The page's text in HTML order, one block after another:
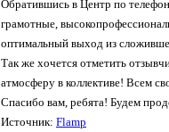
Обратившись в Центр по
грамотные,
оптимальный выход из
Так же хочется отметить
атмосферу в коллективе! Всем
Спасибо вам, ребята! Будем
Источник: Flamp